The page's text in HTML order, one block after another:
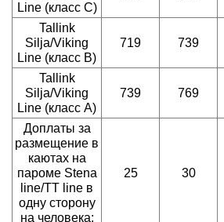
Line (класс С)
Tallink
Silja/Viking
Line (класс В)
719 739
Tallink
Silja/Viking
Line (класс А)
739 769
Доплаты за
размещение в
каютах на
пароме Stena
line/TT line в
одну сторону
на человека:
25 30